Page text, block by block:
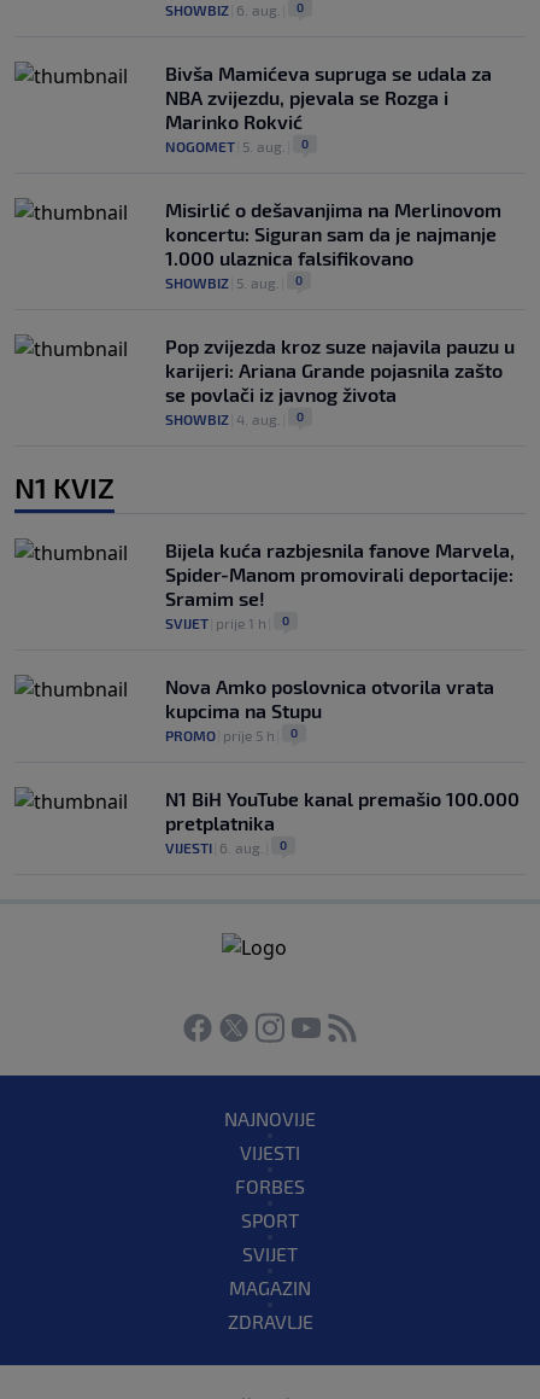
SHOWBIZ 6. aug. 0
Bivša Mamićeva supruga se udala za
NBA zvijezdu, pjevala se Rozga i
Marinko Rokvić
NOGOMET 5. aug. 0
Misirlić o dešavanjima na Merlinovom
koncertu: Siguran sam da je najmanje
1.000 ulaznica falsifikovano
SHOWBIZ 5. aug. 0
Pop zvijezda kroz suze najavila pauzu u
karijeri: Ariana Grande pojasnila zašto
se povlači iz javnog života
SHOWBIZ 4. aug. 0
N1 KVIZ
Bijela kuća razbjesnila fanove Marvela,
Spider-Manom promovirali deportacije:
Sramim se!
SVIJET prije 1 h 0
Nova Amko poslovnica otvorila vrata
kupcima na Stupu
PROMO prije 5 h 0
N1 BiH YouTube kanal premašio 100.000
pretplatnika
VIJESTI 6. aug. 0
NAJNOVIJE
VIJESTI
FORBES
SPORT
SVIJET
MAGAZIN
ZDRAVLJE